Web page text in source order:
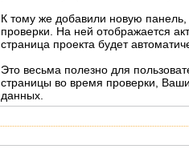
К тому же добавили новую панель,
проверки. На ней отображается
страница проекта будет
Это весьма полезно для
страницы во время проверки,
данных.